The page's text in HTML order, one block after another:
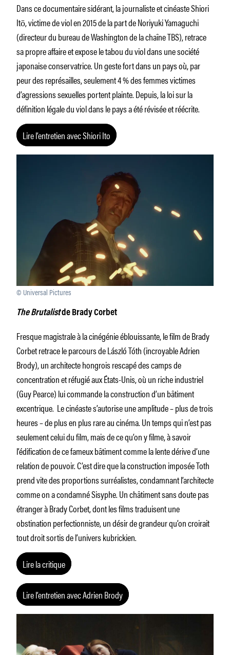
Dans ce documentaire sidérant, la journaliste et cinéaste Shiori
Itō, victime de viol en 2015 de la part de Noriyuki Yamaguchi
(directeur du bureau de Washington de la chaîne TBS), retrace
sa propre affaire et expose le tabou du viol dans une société
japonaise conservatrice. Un geste fort dans un pays où, par
peur des représailles, seulement 4 % des femmes victimes
d’agressions sexuelles portent plainte. Depuis, la loi sur la
définition légale du viol dans le pays a été révisée et réécrite.
Lire l’entretien avec Shiori Ito
© Universal Pictures
The Brutalistde Brady Corbet
Fresque magistrale à la cinégénie éblouissante, le film de Brady
Corbet retrace le parcours de László Tóth (incroyable Adrien
Brody), un architecte hongrois rescapé des camps de
concentration et réfugié aux États-Unis, où un riche industriel
(Guy Pearce) lui commande la construction d’un bâtiment
excentrique. Le cinéaste s’autorise une amplitude – plus de trois
heures – de plus en plus rare au cinéma. Un temps qui n’est pas
seulement celui du film, mais de ce qu’on y filme, à savoir
l’édification de ce fameux bâtiment comme la lente dérive d’une
relation de pouvoir. C’est dire que la construction imposée Toth
prend vite des proportions surréalistes, condamnant l’architecte
comme on a condamné Sisyphe. Un châtiment sans doute pas
étranger à Brady Corbet, dont les films traduisent une
obstination perfectionniste, un désir de grandeur qu’on croirait
tout droit sortis de l’univers kubrickien.
Lire la critique
Lire l’entretien avec Adrien Brody